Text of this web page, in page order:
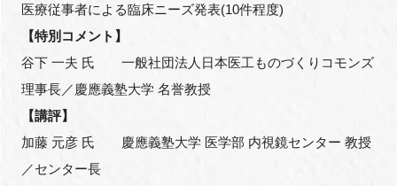
医療従事者による臨床ニーズ発表(10件程度)
【特別コメント】
谷下 一夫 氏 一般社団法人日本医工ものづくりコモンズ
理事長／慶應義塾大学 名誉教授
【講評】
加藤 元彦 氏 慶應義塾大学 医学部 内視鏡センター 教授
／センター長